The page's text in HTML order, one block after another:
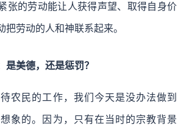
张的劳动能让人获得声望、取得自身价
把劳动的人和神联系起来。
是美德，还是惩罚？
农民的工作，我们今天是没办法做到
象的。因为，只有在当时的宗教背景